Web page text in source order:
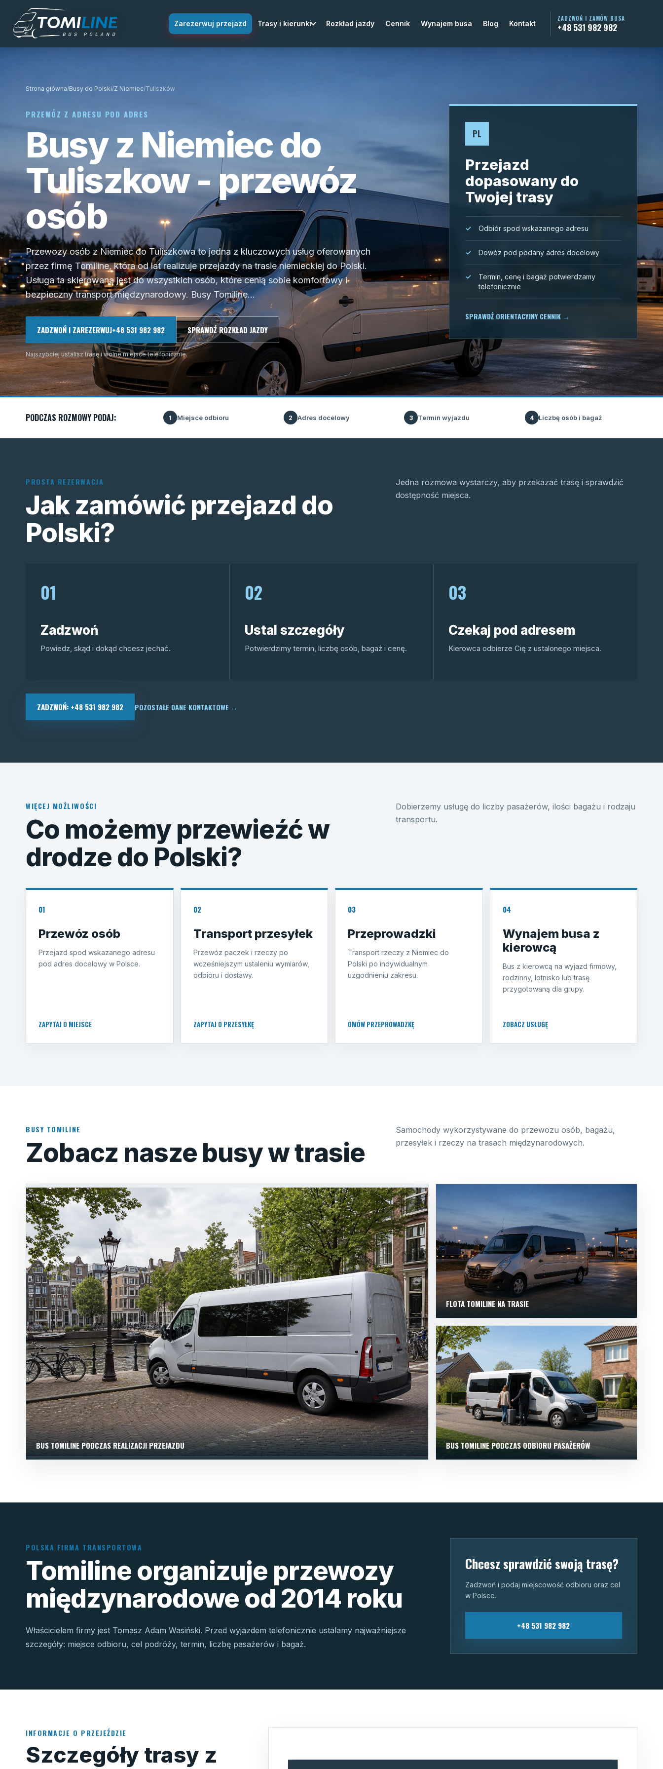
Przejdź do treści
Zarezerwuj przejazd Trasy i kierunki Rozkład jazdy Cennik Wynajem busa Blog Kontakt
ZADZWOŃ I ZAMÓW BUSA
+48 531 982 982
Strona główna/Busy do Polski/Z Niemiec/Tuliszków
PRZEWÓZ Z ADRESU POD ADRES
Busy z Niemiec do
Tuliszkow - przewóz
osób
Przewozy osób z Niemiec do Tuliszkowa to jedna z kluczowych usług oferowanych
przez firmę Tomiline, która od lat realizuje przejazdy na trasie niemieckiej do Polski.
Usługa ta skierowana jest do wszystkich osób, które cenią sobie komfortowy i
bezpieczny transport międzynarodowy. Busy Tomiline...
ZADZWOŃ I ZAREZERWUJ+48 531 982 982 SPRAWDŹ ROZKŁAD JAZDY
Najszybciej ustalisz trasę i wolne miejsce telefonicznie.
PL
Przejazd
dopasowany do
Twojej trasy
Odbiór spod wskazanego adresu
Dowóz pod podany adres docelowy
Termin, cenę i bagaż potwierdzamy
telefonicznie
SPRAWDŹ ORIENTACYJNY CENNIK →
PODCZAS ROZMOWY PODAJ: 1 Miejsce odbioru 2 Adres docelowy 3 Termin wyjazdu 4 Liczbę osób i bagaż
PROSTA REZERWACJA
Jak zamówić przejazd do
Polski?
Jedna rozmowa wystarczy, aby przekazać trasę i sprawdzić
dostępność miejsca.
01
Zadzwoń
Powiedz, skąd i dokąd chcesz jechać.
02
Ustal szczegóły
Potwierdzimy termin, liczbę osób, bagaż i cenę.
03
Czekaj pod adresem
Kierowca odbierze Cię z ustalonego miejsca.
ZADZWOŃ: +48 531 982 982 POZOSTAŁE DANE KONTAKTOWE →
WIĘCEJ MOŻLIWOŚCI
Co możemy przewieźć w
drodze do Polski?
Dobierzemy usługę do liczby pasażerów, ilości bagażu i rodzaju
transportu.
01
Przewóz osób
Przejazd spod wskazanego adresu
pod adres docelowy w Polsce.
ZAPYTAJ O MIEJSCE
02
Transport przesyłek
Przewóz paczek i rzeczy po
wcześniejszym ustaleniu wymiarów,
odbioru i dostawy.
ZAPYTAJ O PRZESYŁKĘ
03
Przeprowadzki
Transport rzeczy z Niemiec do
Polski po indywidualnym
uzgodnieniu zakresu.
OMÓW PRZEPROWADZKĘ
04
Wynajem busa z
kierowcą
Bus z kierowcą na wyjazd firmowy,
rodzinny, lotnisko lub trasę
przygotowaną dla grupy.
ZOBACZ USŁUGĘ
BUSY TOMILINE
Zobacz nasze busy w trasie
Samochody wykorzystywane do przewozu osób, bagażu,
przesyłek i rzeczy na trasach międzynarodowych.
BUS TOMILINE PODCZAS REALIZACJI PRZEJAZDU
FLOTA TOMILINE NA TRASIE
BUS TOMILINE PODCZAS ODBIORU PASAŻERÓW
POLSKA FIRMA TRANSPORTOWA
Tomiline organizuje przewozy
międzynarodowe od 2014 roku
Właścicielem firmy jest Tomasz Adam Wasiński. Przed wyjazdem telefonicznie ustalamy najważniejsze
szczegóły: miejsce odbioru, cel podróży, termin, liczbę pasażerów i bagaż.
Chcesz sprawdzić swoją trasę?
Zadzwoń i podaj miejscowość odbioru oraz cel
w Polsce.
+48 531 982 982
INFORMACJE O PRZEJEŹDZIE
Szczegóły trasy z